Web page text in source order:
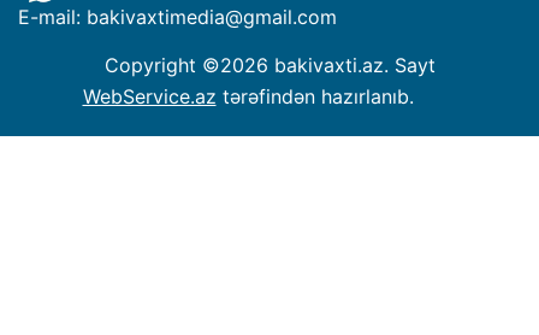
E-mail: bakivaxtimedia@gmail.com
Copyright ©2026 bakivaxti.az. Sayt
WebService.az tərəfindən hazırlanıb.